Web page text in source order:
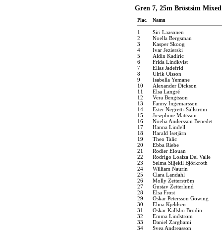
Gren 7, 25m Bröstsim Mixed
Plac. Namn
1
Siri Laasonen
2
Noella Bergsman
3
Kasper Skoog
4
Ivar Jezierski
5
Aldin Kadiric
6
Frida Lindkvist
7
Elias Jadefrid
8
Ulrik Olsson
9
Isabella Yemane
10
Alexander Dickson
11
Elsa Langré
12
Vera Bengtsson
13
Fanny Ingemarsson
14
Ester Negretti-Sällström
15
Josephine Mattsson
16
Noelia Andersson Benedet
17
Hanna Lindell
18
Harald Isetjärn
19
Theo Talic
20
Ebba Riebe
21
Rodier Elouan
22
Rodrigo Loaiza Del Valle
23
Selma Siljekil Björkroth
24
William Naurin
25
Clara Landahl
26
Molly Zetterström
27
Gustav Zetterlund
28
Elsa Frost
29
Oskar Petersson Gowing
30
Elina Kjeldsen
31
Oskar Källsbo Brodin
32
Emma Lindström
33
Daniel Zarghami
34
Svea Andreasson